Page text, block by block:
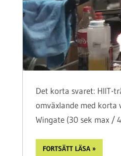
Det korta svaret: HIIT-
omväxlande med korta
Wingate (30 sek max /
FORTSÄTT LÄSA